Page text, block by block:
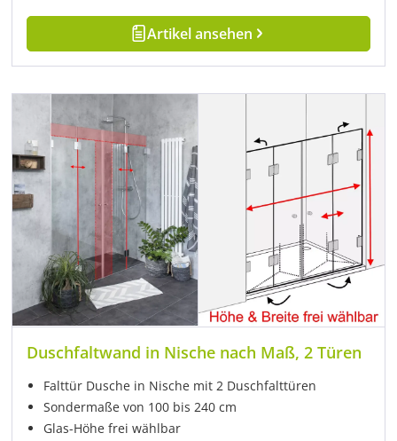
Artikel ansehen
Duschfaltwand in Nische nach Maß, 2 Türen
Falttür Dusche in Nische mit 2 Duschfalttüren
Sondermaße von 100 bis 240 cm
Glas-Höhe frei wählbar